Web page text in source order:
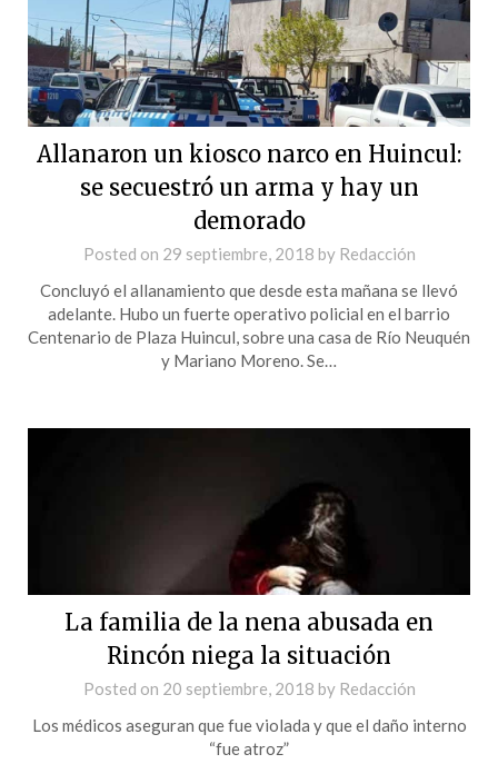
Allanaron un kiosco narco en Huincul:
se secuestró un arma y hay un
demorado
Posted on 29 septiembre, 2018 by Redacción
Concluyó el allanamiento que desde esta mañana se llevó
adelante. Hubo un fuerte operativo policial en el barrio
Centenario de Plaza Huincul, sobre una casa de Río Neuquén
y Mariano Moreno. Se…
La familia de la nena abusada en
Rincón niega la situación
Posted on 20 septiembre, 2018 by Redacción
Los médicos aseguran que fue violada y que el daño interno
“fue atroz”